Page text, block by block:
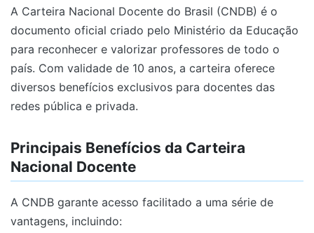
A Carteira Nacional Docente do Brasil (CNDB) é o
documento oficial criado pelo Ministério da Educação
para reconhecer e valorizar professores de todo o
país. Com validade de 10 anos, a carteira oferece
diversos benefícios exclusivos para docentes das
redes pública e privada.
Principais Benefícios da Carteira
Nacional Docente
A CNDB garante acesso facilitado a uma série de
vantagens, incluindo: